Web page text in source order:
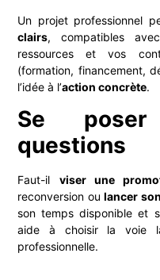
Un projet professionnel
clairs, compatibles
ressources et vos
(formation, financement,
l’idée à l’action concrète.
Se
questions
Faut-il viser une
reconversion oulancer
son temps disponible et
aide à choisir la voie
professionnelle.